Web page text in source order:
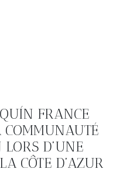
FRANCE
COMMUNAUTÉ
D’UNE
CÔTE D’AZUR